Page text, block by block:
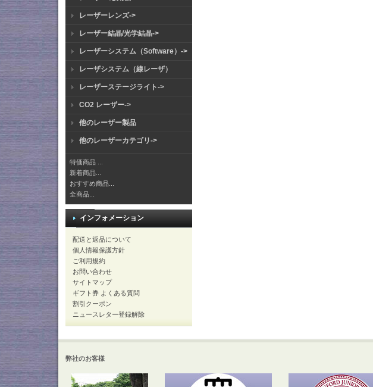
レーザーレンズ->
レーザー結晶/光学結晶->
レーザーシステム（Software）->
レーザシステム（線レーザ）
レーザーステージライト->
CO2 レーザー->
他のレーザー製品
他のレーザーカテゴリ->
特価商品 ...
新着商品...
おすすめ商品...
全商品...
インフォメーション
配送と返品について
個人情報保護方針
ご利用規約
お問い合わせ
サイトマップ
ギフト券 よくある質問
割引クーポン
ニュースレター登録解除
弊社のお客様